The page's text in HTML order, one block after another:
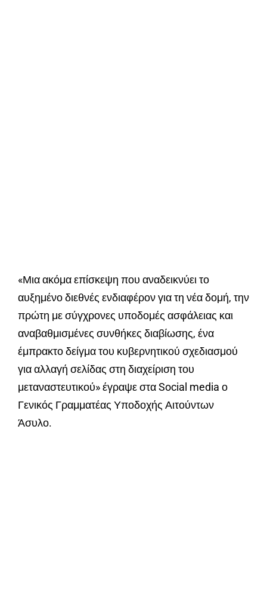
«Μια ακόμα επίσκεψη που αναδεικνύει το
αυξημένο διεθνές ενδιαφέρον για τη νέα δομή, την
πρώτη με σύγχρονες υποδομές ασφάλειας και
αναβαθμισμένες συνθήκες διαβίωσης, ένα
έμπρακτο δείγμα του κυβερνητικού σχεδιασμού
για αλλαγή σελίδας στη διαχείριση του
μεταναστευτικού» έγραψε στα Social media ο
Γενικός Γραμματέας Υποδοχής Αιτούντων
Άσυλο.